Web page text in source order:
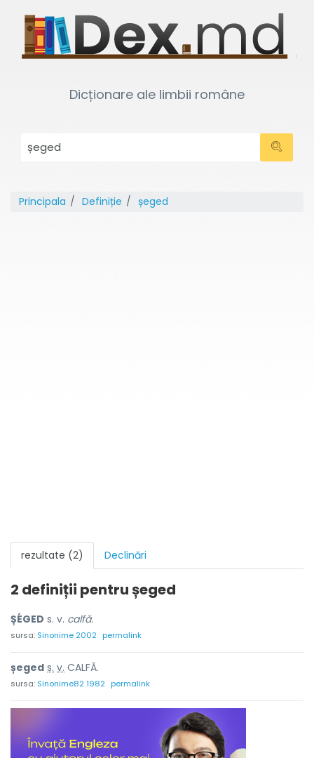
Dicționare ale limbii române
Principala Definiție șeged
rezultate (2) Declinări
2 definiții pentrușeged
ȘÉGED s. v. calfă.
sursa: Sinonime 2002 permalink
șeged s. v. CALFĂ.
sursa: Sinonime82 1982 permalink